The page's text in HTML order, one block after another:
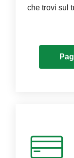
che trovi sul